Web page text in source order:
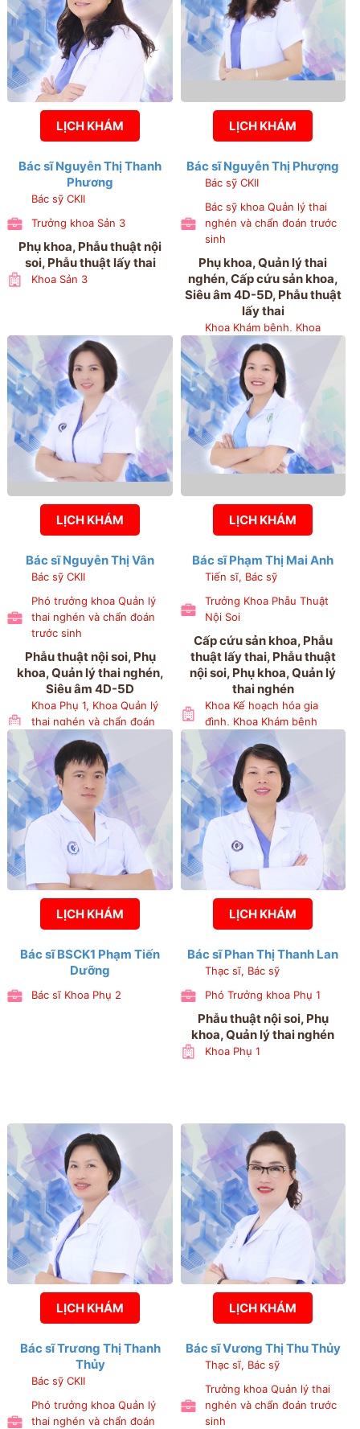
LỊCH KHÁM
Bác sĩ Nguyễn Thị Thanh
Phương
Bác sỹ CKII
Trưởng khoa Sản 3
Phụ khoa, Phẫu thuật nội
soi, Phẫu thuật lấy thai
Khoa Sản 3
LỊCH KHÁM
Bác sĩ Nguyễn Thị Phượng
Bác sỹ CKII
Bác sỹ khoa Quản lý thai
nghén và chẩn đoán trước
sinh
Phụ khoa, Quản lý thai
nghén, Cấp cứu sản khoa,
Siêu âm 4D-5D, Phẫu thuật
lấy thai
Khoa Khám bệnh, Khoa
Phẫu thuật nội soi, Khoa
Quản lý thai nghén và chẩn
đoán trước sinh
LỊCH KHÁM
Bác sĩ Nguyễn Thị Vân
Bác sỹ CKII
Phó trưởng khoa Quản lý
thai nghén và chẩn đoán
trước sinh
Phẫu thuật nội soi, Phụ
khoa, Quản lý thai nghén,
Siêu âm 4D-5D
Khoa Phụ 1, Khoa Quản lý
thai nghén và chẩn đoán
trước sinh
LỊCH KHÁM
Bác sĩ Phạm Thị Mai Anh
Tiến sĩ, Bác sỹ
Trưởng Khoa Phẫu Thuật
Nội Soi
Cấp cứu sản khoa, Phẫu
thuật lấy thai, Phẫu thuật
nội soi, Phụ khoa, Quản lý
thai nghén
Khoa Kế hoạch hóa gia
đình, Khoa Khám bệnh
LỊCH KHÁM
Bác sĩ BSCK1 Phạm Tiến
Dưỡng
Bác sĩ Khoa Phụ 2
LỊCH KHÁM
Bác sĩ Phan Thị Thanh Lan
Thạc sĩ, Bác sỹ
Phó Trưởng khoa Phụ 1
Phẫu thuật nội soi, Phụ
khoa, Quản lý thai nghén
Khoa Phụ 1
LỊCH KHÁM
Bác sĩ Trương Thị Thanh
Thủy
Bác sỹ CKII
Phó trưởng khoa Quản lý
thai nghén và chẩn đoán
LỊCH KHÁM
Bác sĩ Vương Thị Thu Thủy
Thạc sĩ, Bác sỹ
Trưởng khoa Quản lý thai
nghén và chẩn đoán trước
sinh